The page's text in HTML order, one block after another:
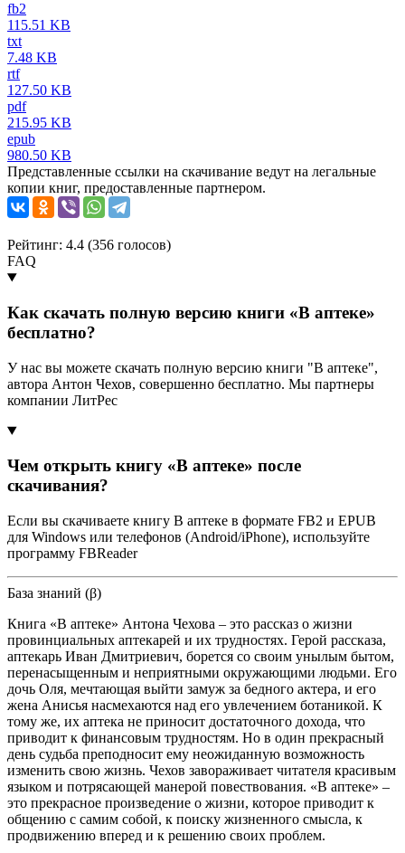
fb2
115.51 KB
txt
7.48 KB
rtf
127.50 KB
pdf
215.95 KB
epub
980.50 KB
Представленные ссылки на скачивание ведут на легальные
копии книг, предоставленные партнером.
Рейтинг: 4.4 (356 голосов)
FAQ
Как скачать полную версию книги «В аптеке»
бесплатно?
У нас вы можете скачать полную версию книги "В аптеке",
автора Антон Чехов, совершенно бесплатно. Мы партнеры
компании ЛитРес
Чем открыть книгу «В аптеке» после
скачивания?
Если вы скачиваете книгу В аптеке в формате FB2 и EPUB
для Windows или телефонов (Android/iPhone), используйте
программу FBReader
База знаний (β)
Книга «В аптеке» Антона Чехова – это рассказ о жизни
провинциальных аптекарей и их трудностях. Герой рассказа,
аптекарь Иван Дмитриевич, борется со своим унылым бытом,
перенасыщенным и неприятными окружающими людьми. Его
дочь Оля, мечтающая выйти замуж за бедного актера, и его
жена Анисья насмехаются над его увлечением ботаникой. К
тому же, их аптека не приносит достаточного дохода, что
приводит к финансовым трудностям. Но в один прекрасный
день судьба преподносит ему неожиданную возможность
изменить свою жизнь. Чехов завораживает читателя красивым
языком и потрясающей манерой повествования. «В аптеке» –
это прекрасное произведение о жизни, которое приводит к
общению с самим собой, к поиску жизненного смысла, к
продвижению вперед и к решению своих проблем.